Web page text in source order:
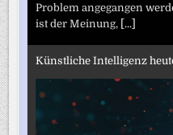
Problem angegangen
ist der Meinung, [...]
Künstliche Intelligenz